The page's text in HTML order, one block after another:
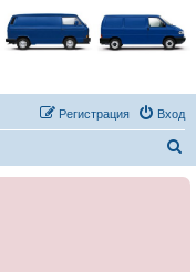
Вход
Регистрация